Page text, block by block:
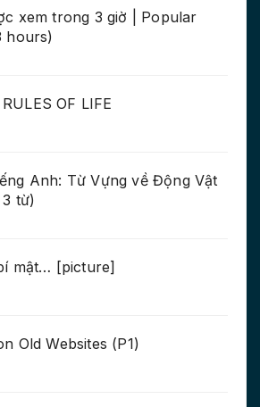
xem trong 3 giờ | Popular
hours)
OF LIFE
Anh: Từ Vựng về Động Vật
từ)
mật… [picture]
Old Websites (P1)